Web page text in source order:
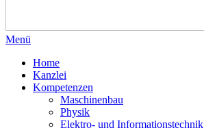
Menü
Home
Kanzlei
Kompetenzen
Maschinenbau
Physik
Elektro- und Informationstechnik